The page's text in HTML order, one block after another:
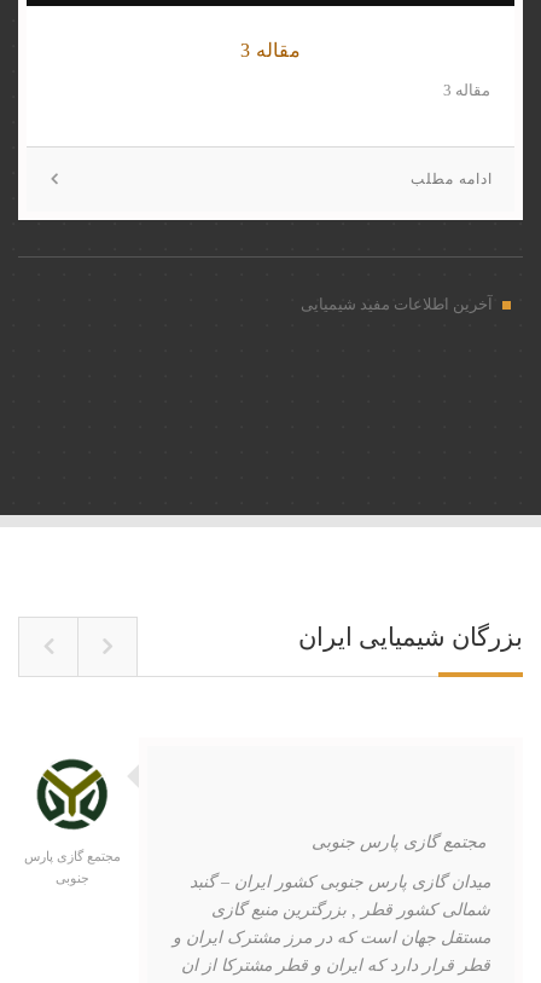
مقاله 3
مقاله 3
ادامه مطلب
آخرین اطلاعات مفید شیمیایی
بزرگان شیمیایی ایران
مجتمع گازی پارس
جنوبی
میدان گازی پارس جنوبی کشور ایران – گنبد
شمالی کشور قطر , بزرگترین منبع گازی
مستقل جهان است که در مرز مشترک ایران و
قطر قرار دارد که ایران و قطر مشترکا از ان